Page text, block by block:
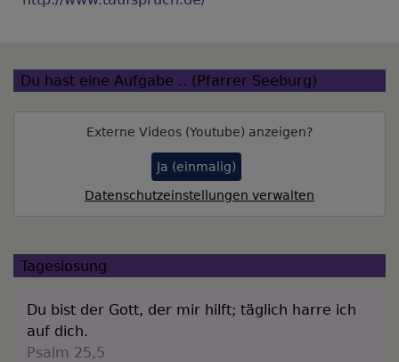
Du hast eine Aufgabe .. (Pfarrer Seeburg)
Externe Videos (Youtube) anzeigen?
Ja (einmalig)
Datenschutzeinstellungen verwalten
Tageslosung
Du bist der Gott, der mir hilft; täglich harre ich
auf dich.
Psalm 25,5